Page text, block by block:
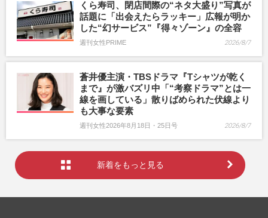
くら寿司、閉店間際の“ネタ大盛り”写真が
話題に「出会えたらラッキー」広報が明か
した“幻サービス”『得々ゾーン』の全容
週刊女性PRIME 2026/8/7
蒼井優主演・TBSドラマ『Tシャツが乾く
まで』が激バズリ中「“考察ドラマ”とは一
線を画している」散りばめられた伏線より
も大事な要素
週刊女性2026年8月18日・25日号 2026/8/7
新着をもっと見る